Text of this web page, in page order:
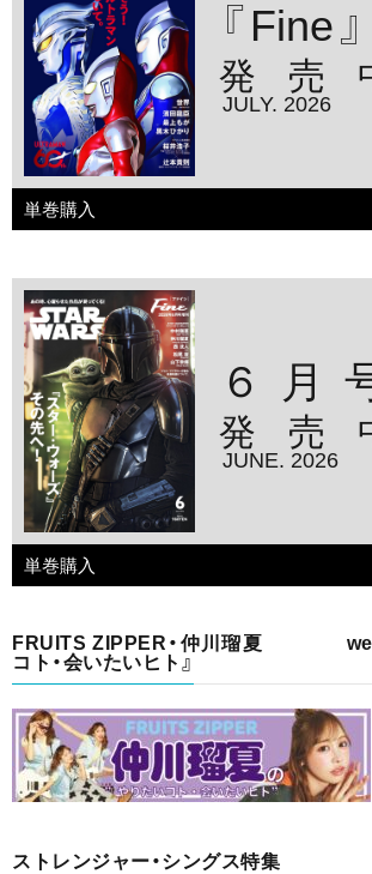
『Fine
発売
JULY. 2026
単巻購入
６月
発売
JUNE. 2026
単巻購入
FRUITS ZIPPER・仲川瑠夏 web
コト・会いたいヒト』
ストレンジャー・シングス特集